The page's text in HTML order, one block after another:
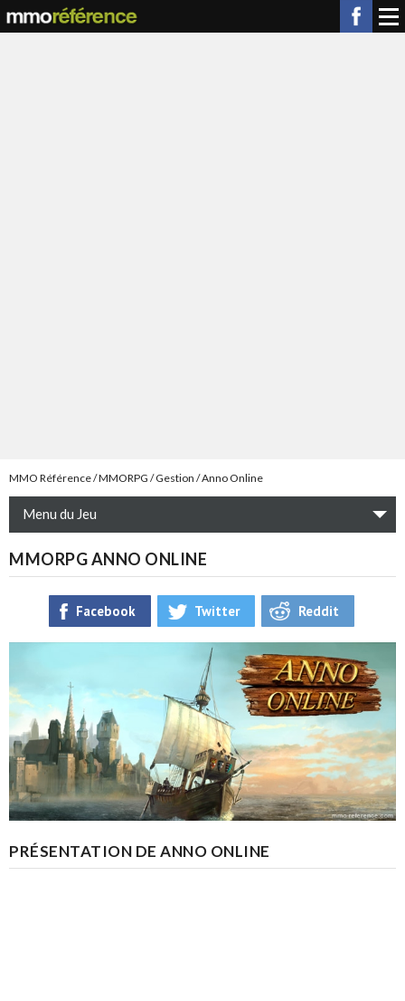
MMO Référence MMORPG Gestion Anno Online
Menu du Jeu
MMORPG ANNO ONLINE
Facebook Twitter Reddit
PRÉSENTATION DE ANNO ONLINE